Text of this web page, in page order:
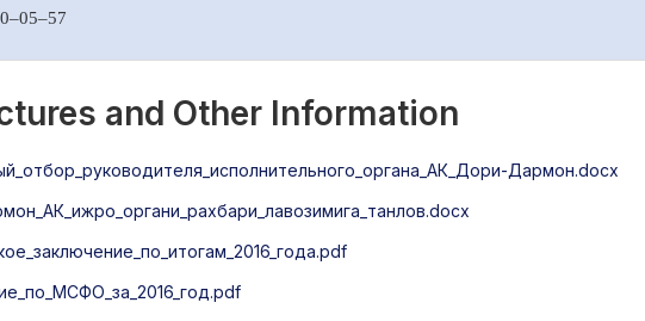
–05–57
and Other Information
Дармон.docx